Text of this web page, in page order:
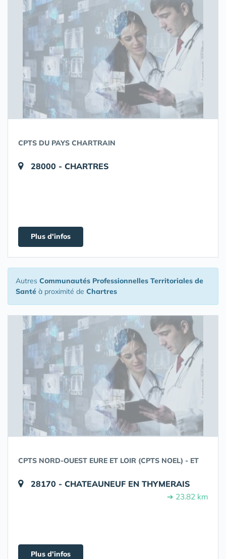
CPTS DU PAYS CHARTRAIN
28000 - CHARTRES
Plus d'infos
Autres Communautés Professionnelles Territoriales de
Santé à proximité de Chartres
CPTS NORD-OUEST EURE ET LOIR (CPTS NOEL) - ET
28170 - CHATEAUNEUF EN THYMERAIS
➔ 23.82 km
Plus d'infos